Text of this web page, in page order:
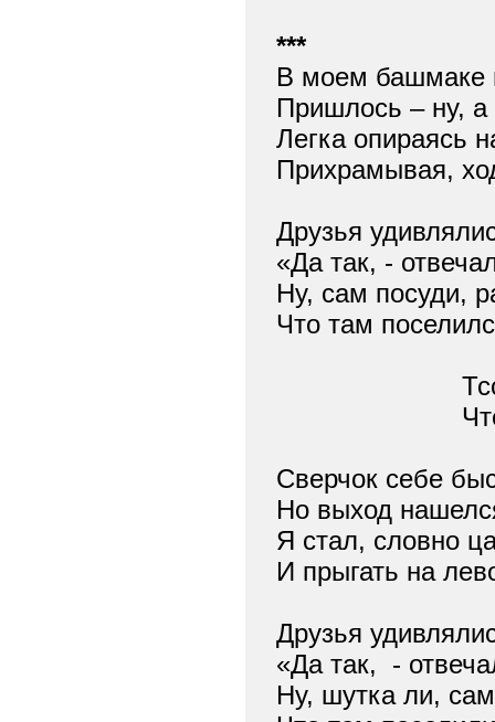
***
В моем башмаке
Пришлось – ну, а
Легка опираясь
Прихрамывая,
Друзья
«Да так, -
Ну, сам посуди,
Что там
Сверчок себе
Но выход
Я стал, словно
И прыгать на
Друзья
«Да так,
-
Ну, шутка ли,